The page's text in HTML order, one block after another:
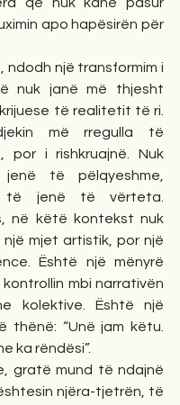
apo hapësirën për
ndodh një transformim i
nuk janë më thjesht
të realitetit të ri.
më rregulla të
por i rishkruajnë. Nuk
të pëlqyeshme,
të jenë të vërteta.
në këtë kontekst nuk
mjet artistik, por një
Është një mënyrë
mbi narrativën
kolektive. Është një
thënë: “Unë jam këtu.
ka rëndësi”.
gratë mund të ndajnë
njëra-tjetrën, të